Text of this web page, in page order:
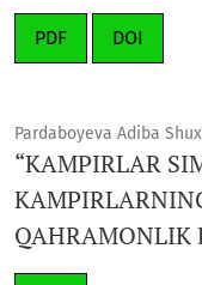
PDF DOI
Pardaboyeva Adiba
“KAMPIRLAR
QAHRAMONLIK